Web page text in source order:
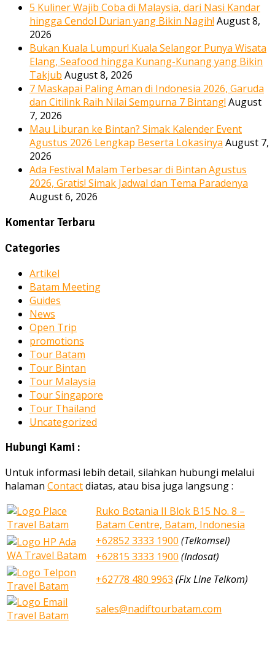
5 Kuliner Wajib Coba di Malaysia, dari Nasi Kandar
hingga Cendol Durian yang Bikin Nagih! August 8,
2026
Bukan Kuala Lumpur! Kuala Selangor Punya Wisata
Elang, Seafood hingga Kunang-Kunang yang Bikin
Takjub August 8, 2026
7 Maskapai Paling Aman di Indonesia 2026, Garuda
dan Citilink Raih Nilai Sempurna 7 Bintang! August
7, 2026
Mau Liburan ke Bintan? Simak Kalender Event
Agustus 2026 Lengkap Beserta Lokasinya August 7,
2026
Ada Festival Malam Terbesar di Bintan Agustus
2026, Gratis! Simak Jadwal dan Tema Paradenya
August 6, 2026
Komentar Terbaru
Categories
Artikel
Batam Meeting
Guides
News
Open Trip
promotions
Tour Batam
Tour Bintan
Tour Malaysia
Tour Singapore
Tour Thailand
Uncategorized
Hubungi Kami :
Untuk informasi lebih detail, silahkan hubungi melalui
halaman Contactdiatas, atau bisa juga langsung :
Ruko Botania II Blok B15 No. 8 –
Batam Centre, Batam, Indonesia
+62852 3333 1900 (Telkomsel)
+62815 3333 1900 (Indosat)
+62778 480 9963 (Fix Line Telkom)
sales@nadiftourbatam.com